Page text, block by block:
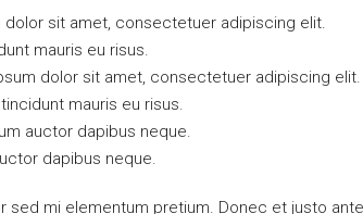
dolor sit amet, consectetuer adipiscing elit.
mauris eu risus.
dolor sit amet, consectetuer adipiscing elit.
mauris eu risus.
auctor dapibus neque.
dapibus neque.
sed mi elementum pretium. Donec et justo